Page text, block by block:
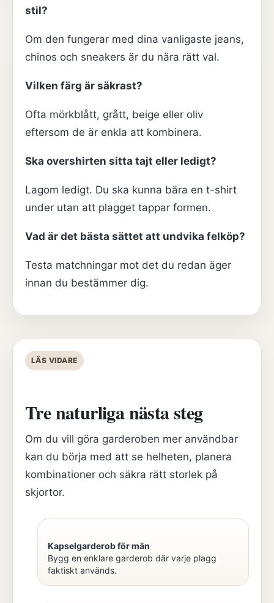
stil?
Om den fungerar med dina vanligaste jeans,
chinos och sneakers är du nära rätt val.
Vilken färg är säkrast?
Ofta mörkblått, grått, beige eller oliv
eftersom de är enkla att kombinera.
Ska overshirten sitta tajt eller ledigt?
Lagom ledigt. Du ska kunna bära en t-shirt
under utan att plagget tappar formen.
Vad är det bästa sättet att undvika felköp?
Testa matchningar mot det du redan äger
innan du bestämmer dig.
LÄS VIDARE
Tre naturliga nästa steg
Om du vill göra garderoben mer användbar
kan du börja med att se helheten, planera
kombinationer och säkra rätt storlek på
skjortor.
Kapselgarderob för män
Bygg en enklare garderob där varje plagg
faktiskt används.